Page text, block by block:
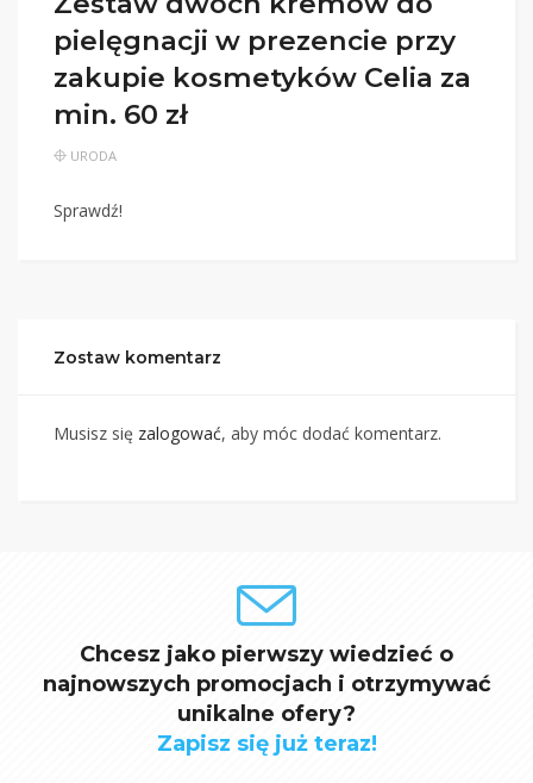
pielęgnacji w prezencie przy
zakupie kosmetyków Celia za
min. 60 zł
URODA
Sprawdź!
Zostaw komentarz
Musisz się zalogować, aby móc dodać komentarz.
Chcesz jako pierwszy wiedzieć o
najnowszych promocjach i otrzymywać
unikalne ofery?
Zapisz się już teraz!